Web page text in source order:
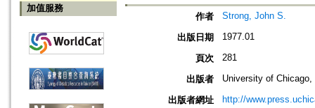
加值服務
作者 Strong, John S.
出版日期 1977.01
頁次 281
出版者 University of
出版者網址 http://